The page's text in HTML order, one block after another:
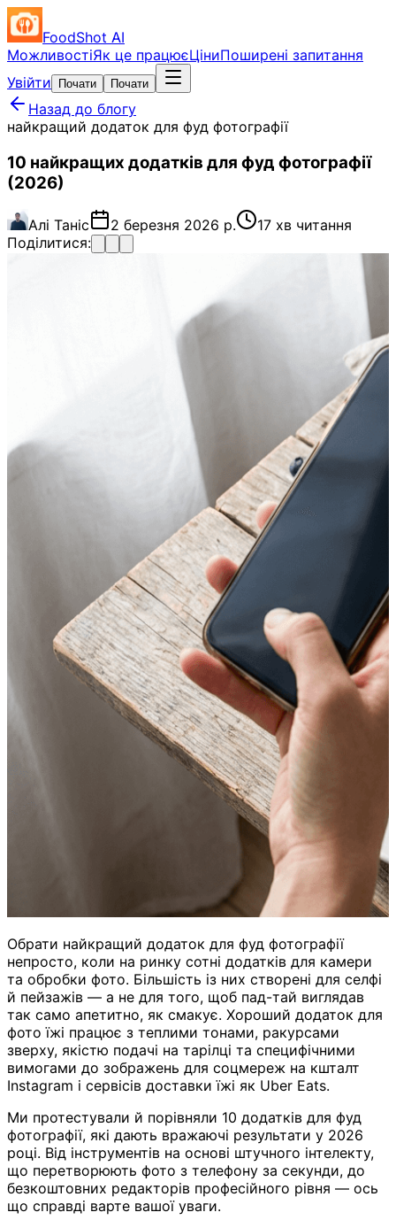
FoodShot AI
МожливостіЯк це працюєЦіниПоширені запитання
Увійти
Почати Почати
Назад до блогу
найкращий додаток для фуд фотографії
10 найкращих додатків для фуд фотографії
(2026)
Алі Таніс 2 березня 2026 р.
17 хв читання
Поділитися:
Обрати найкращий додаток для фуд фотографії
непросто, коли на ринку сотні додатків для камери
та обробки фото. Більшість із них створені для селфі
й пейзажів — а не для того, щоб пад-тай виглядав
так само апетитно, як смакує. Хороший додаток для
фото їжі працює з теплими тонами, ракурсами
зверху, якістю подачі на тарілці та специфічними
вимогами до зображень для соцмереж на кшталт
Instagram і сервісів доставки їжі як Uber Eats.
Ми протестували й порівняли 10 додатків для фуд
фотографії, які дають вражаючі результати у 2026
році. Від інструментів на основі штучного інтелекту,
що перетворюють фото з телефону за секунди, до
безкоштовних редакторів професійного рівня — ось
що справді варте вашої уваги.